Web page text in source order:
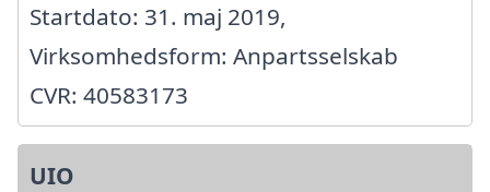
Startdato: 31. maj 2019,
Virksomhedsform: Anpartsselskab
CVR: 40583173
UIO